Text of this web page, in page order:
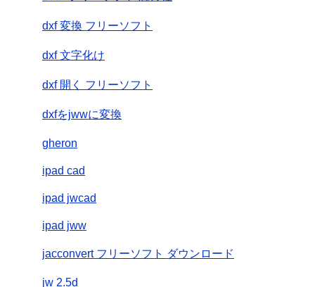
dxf 変換 フリーソフト
dxf 文字化け
dxf 開く フリーソフト
dxfをjwwに変換
gheron
ipad cad
ipad jwcad
ipad jww
jacconvert フリーソフト ダウンロード
jw 2.5d